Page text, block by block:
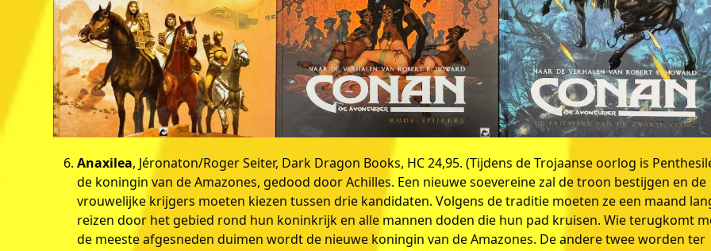
Anaxilea, Jéronaton/Roger Seiter, Dark Dragon Books, HC 24,95. (Tijdens de Trojaanse oorlog is
de koningin van de Amazones, gedood door Achilles. Een nieuwe soevereine zal de troon bestijgen en de
vrouwelijke krijgers moeten kiezen tussen drie kandidaten. Volgens de traditie moeten ze een maand
reizen door het gebied rond hun koninkrijk en alle mannen doden die hun pad kruisen. Wie terugkomt
de meeste afgesneden duimen wordt de nieuwe koningin van de Amazones. De andere twee worden ter